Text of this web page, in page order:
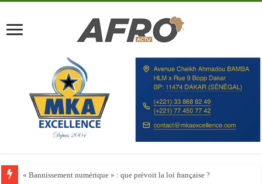
Happy City Index 2026 : aucune ville africaine parmi les 200 premières